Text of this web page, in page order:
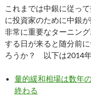
これまでは中銀に従っ
に投資家のために中銀
非常に重要なターニン
する日が来ると随分前
ろうか？ 以下は2014年
量的緩和相場は数年
終わる